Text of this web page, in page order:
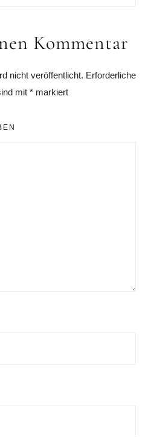
Kommentar
nicht veröffentlicht. Erforderliche
mit * markiert